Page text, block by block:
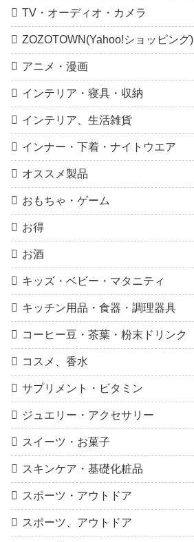
TV・オーディオ・カメラ
ZOZOTOWN(Yahoo!ショッピング)
アニメ・漫画
インテリア・寝具・収納
インテリア、生活雑貨
インナー・下着・ナイトウエア
オススメ製品
おもちゃ・ゲーム
お得
お酒
キッズ・ベビー・マタニティ
キッチン用品・食器・調理器具
コーヒー豆・茶葉・粉末ドリンク
コスメ、香水
サプリメント・ビタミン
ジュエリー・アクセサリー
スイーツ・お菓子
スキンケア・基礎化粧品
スポーツ・アウトドア
スポーツ、アウトドア